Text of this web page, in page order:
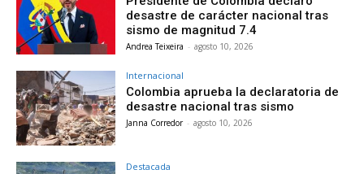
desastre de carácter nacional tras
sismo de magnitud 7.4
Andrea Teixeira - agosto 10, 2026
Internacional
Colombia aprueba la declaratoria de
desastre nacional tras sismo
Janna Corredor - agosto 10, 2026
Destacada